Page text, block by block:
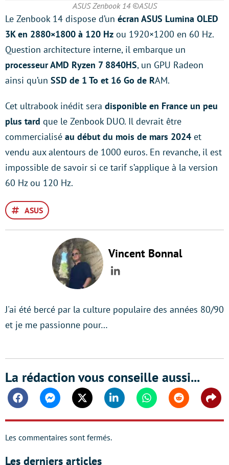
ASUS Zenbook 14 ©ASUS
Le Zenbook 14 dispose d’un écran ASUS Lumina OLED
3K en 2880×1800 à 120 Hz ou 1920×1200 en 60 Hz.
Question architecture interne, il embarque un
processeur AMD Ryzen 7 8840HS, un GPU Radeon
ainsi qu’un SSD de 1 To et 16 Go de RAM.
Cet ultrabook inédit sera disponible en France un peu
plus tard que le Zenbook DUO. Il devrait être
commercialisé au début du mois de mars 2024 et
vendu aux alentours de 1000 euros. En revanche, il est
impossible de savoir si ce tarif s’applique à la version
60 Hz ou 120 Hz.
ASUS
Vincent Bonnal
LinkedIn
J'ai été bercé par la culture populaire des années 80/90
et je me passionne pour…
La rédaction vous conseille aussi...
FacebookMessengerTwitter Linkedin WhatsappReddit
Les commentaires sont fermés.
Les derniers articles